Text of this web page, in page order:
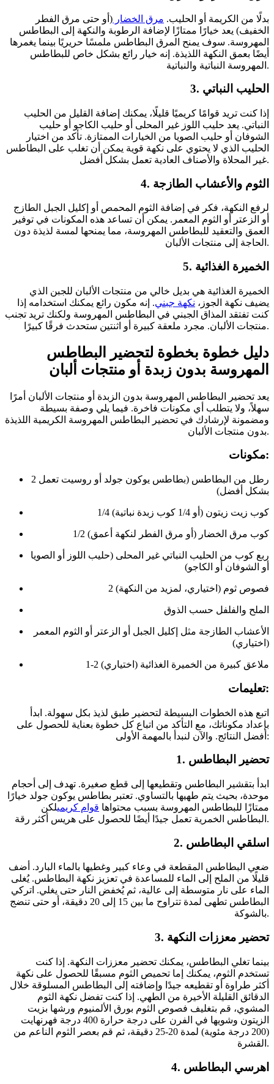
بدلًا من الكريمة أو الحليب. مرق الخضار (أو حتى مرق الفطر
الخفيف) يعد خيارًا ممتازًا لإضافة الرطوبة والنكهة إلى البطاطس
المهروسة. سوف يمنح المرق البطاطس ملمسًا حريريًا بينما يغمرها
أيضًا بعمق النكهة اللذيذة. إنه خيار رائع بشكل خاص للبطاطس
المهروسة النباتية والنباتية.
3. الحليب النباتي
إذا كنت تريد قوامًا كريميًا قليلًا، يمكنك إضافة القليل من الحليب
النباتي. يعد حليب اللوز غير المحلى أو حليب الكاجو أو حليب
الشوفان أو حليب الصويا من الخيارات الممتازة. تأكد من اختيار
الحليب الذي لا يحتوي على نكهة قوية يمكن أن تغلب على البطاطس
غير المحلاة والأصناف العادية تعمل بشكل أفضل.
4. الثوم والأعشاب الطازجة
لرفع النكهة، فكر في إضافة الثوم المحمص أو إكليل الجبل الطازج
أو الزعتر أو الثوم المعمر. يمكن أن تساعد هذه المكونات في توفير
العمق والتعقيد للبطاطس المهروسة، مما يمنحها لمسة لذيذة دون
الحاجة إلى منتجات الألبان.
5. الخميرة الغذائية
الخميرة الغذائية هي بديل خالي من منتجات الألبان للجبن الذي
يضيف نكهة الجوز، نكهة جبني. إنه مكون رائع يمكنك استخدامه إذا
كنت تفتقد المذاق الجبني في البطاطس المهروسة ولكنك تريد تجنب
منتجات الألبان. مجرد ملعقة كبيرة أو اثنتين ستحدث فرقًا كبيرًا.
دليل خطوة بخطوة لتحضير البطاطس
المهروسة بدون زبدة أو منتجات ألبان
يعد تحضير البطاطس المهروسة بدون الزبدة أو منتجات الألبان أمرًا
سهلاً، ولا يتطلب أي مكونات فاخرة. فيما يلي وصفة بسيطة
ومضمونة لإرشادك في تحضير البطاطس المهروسة الكريمية اللذيذة
بدون منتجات الألبان.
مكونات:
2 رطل من البطاطس (بطاطس يوكون جولد أو روسيت تعمل
بشكل أفضل)
1/4 كوب زيت زيتون (أو 1/4 كوب زبدة نباتية)
1/2 كوب مرق الخضار (أو مرق الفطر لنكهة أعمق)
ربع كوب من الحليب النباتي غير المحلى (حليب اللوز أو الصويا
أو الشوفان أو الكاجو)
2 فصوص ثوم (اختياري، لمزيد من النكهة)
الملح والفلفل حسب الذوق
الأعشاب الطازجة مثل إكليل الجبل أو الزعتر أو الثوم المعمر
(اختياري)
1-2 ملاعق كبيرة من الخميرة الغذائية (اختياري)
تعليمات:
اتبع هذه الخطوات البسيطة لتحضير طبق لذيذ بكل سهولة. ابدأ
بإعداد مكوناتك، مع التأكد من اتباع كل خطوة بعناية للحصول على
أفضل النتائج. والآن لنبدأ بالمهمة الأولى:
1. تحضير البطاطس
ابدأ بتقشير البطاطس وتقطيعها إلى قطع صغيرة. تهدف إلى أحجام
موحدة، بحيث يتم طهيها بالتساوي. تعتبر بطاطس يوكون جولد خيارًا
ممتازًا للبطاطس المهروسة بسبب محتواها قوام كريميلكن
البطاطس الخمرية تعمل جيدًا أيضًا للحصول على هريس أكثر رقة.
2. اسلقي البطاطس
ضعي البطاطس المقطعة في وعاء كبير وغطيها بالماء البارد. أضف
قليلًا من الملح إلى الماء للمساعدة في تعزيز نكهة البطاطس. يُغلى
الماء على نار متوسطة إلى عالية، ثم يُخفض النار حتى يغلي. اتركي
البطاطس تطهى لمدة تتراوح ما بين 15 إلى 20 دقيقة، أو حتى تنضج
بالشوكة.
3. تحضير معززات النكهة
بينما تغلي البطاطس، يمكنك تحضير معززات النكهة. إذا كنت
تستخدم الثوم، يمكنك إما تحميص الثوم مسبقًا للحصول على نكهة
أكثر طراوة أو تقطيعه جيدًا وإضافته إلى البطاطس المسلوقة خلال
الدقائق القليلة الأخيرة من الطهي. إذا كنت تفضل نكهة الثوم
المشوي، قم بتغليف فصوص الثوم بورق الألمنيوم ورشها بزيت
الزيتون وشويها في الفرن على درجة حرارة 400 درجة فهرنهايت
(200 درجة مئوية) لمدة 20-25 دقيقة، ثم قم بعصر الثوم الناعم من
القشرة.
4. اهرسي البطاطس